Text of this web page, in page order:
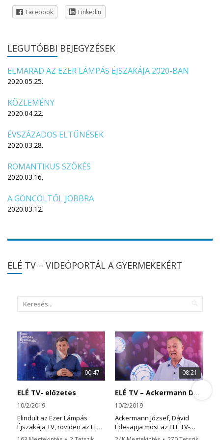
Facebook Linkedin
LEGUTÓBBI BEJEGYZÉSEK
ELMARAD AZ EZER LÁMPÁS ÉJSZAKÁJA 2020-BAN
2020.05.25.
KÖZLEMÉNY
2020.04.22.
ÉVSZÁZADOS ELTŰNÉSEK
2020.03.28.
ROMANTIKUS SZÖKÉS
2020.03.16.
A GÖNCÖLTŐL JOBBRA
2020.03.12.
ELÉ TV – VIDEÓPORTÁL A GYERMEKEKÉRT
00:47
ELÉ TV- előzetes
10/2/2019
Elindult az Ezer Lámpás
Éjszakája TV, röviden az ELÉ
TV.
08:21
ELÉ TV – Ackermann Dávid története
10/2/2019
Ackermann József, Dávid
Édesapja most az ELÉ TV-
ben, visszaemlékszik arra a